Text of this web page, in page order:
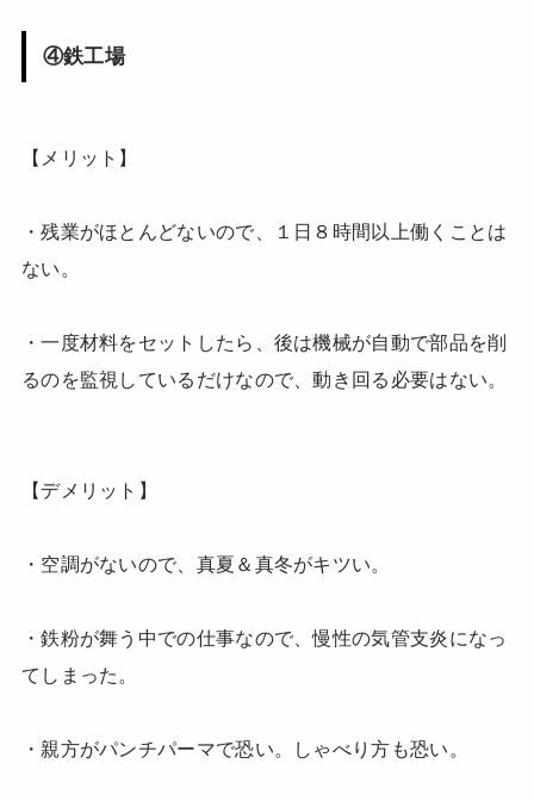
④鉄工場
【メリット】
・残業がほとんどないので、１日８時間以上働くことは
ない。
・一度材料をセットしたら、後は機械が自動で部品を削
るのを監視しているだけなので、動き回る必要はない。
【デメリット】
・空調がないので、真夏＆真冬がキツい。
・鉄粉が舞う中での仕事なので、慢性の気管支炎になっ
てしまった。
・親方がパンチパーマで恐い。しゃべり方も恐い。